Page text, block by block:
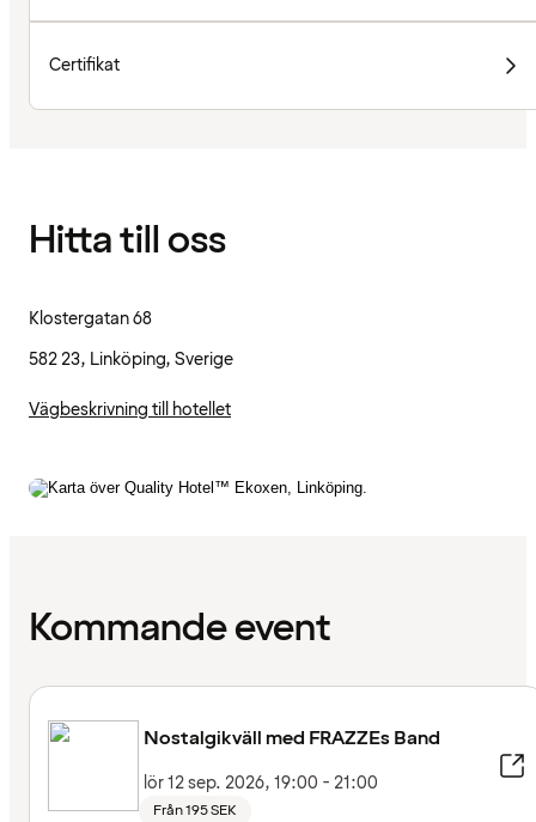
Certifikat
Hitta till oss
Klostergatan 68
582 23, Linköping, Sverige
Vägbeskrivning till hotellet
Kommande event
Nostalgikväll med FRAZZEs Band
lör 12 sep. 2026, 19:00 - 21:00
Från 195 SEK